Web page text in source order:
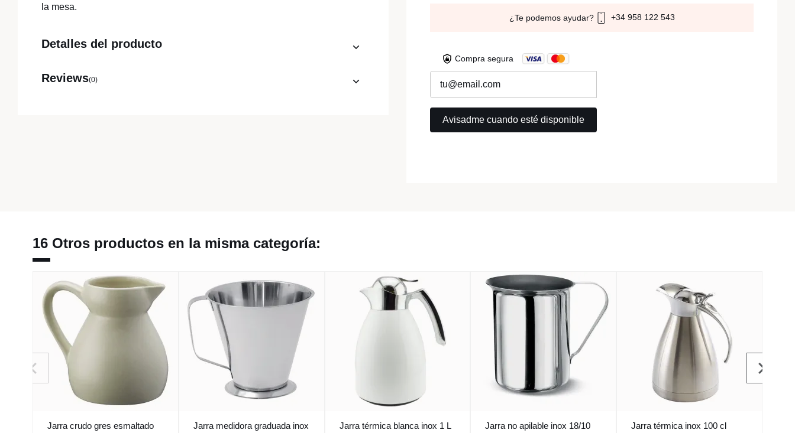
la mesa.
Detalles del producto
Reviews(0)
¿Te podemos ayudar? +34 958 122 543
Compra segura
16 Otros productos en la misma categoría:
Jarra crudo gres esmaltado
Jarra medidora graduada inox
Jarra térmica blanca inox 1 L
Jarra no apilable inox 18/10
Jarra térmica inox 100 cl